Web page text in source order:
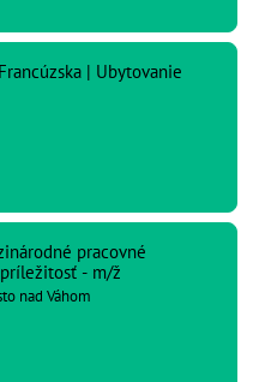
| Ubytovanie
pracovné
- m/ž
nad Váhom